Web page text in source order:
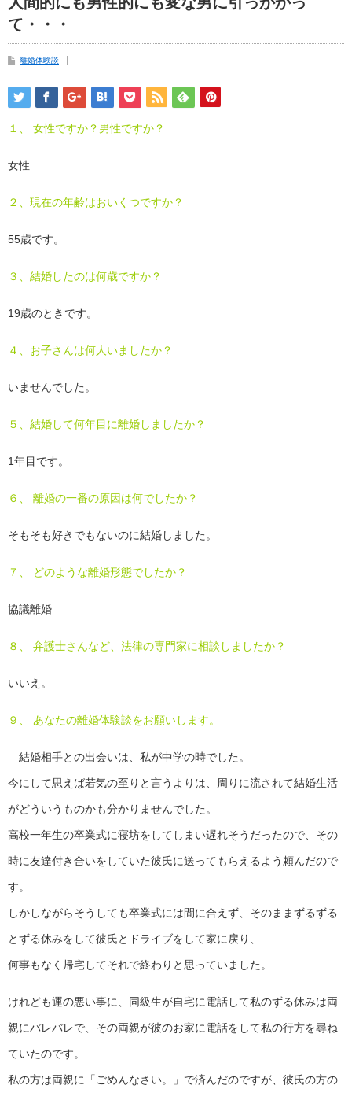
て・・・
離婚体験談
１、 女性ですか？男性ですか？
女性
２、現在の年齢はおいくつですか？
55歳です。
３、結婚したのは何歳ですか？
19歳のときです。
４、お子さんは何人いましたか？
いませんでした。
５、結婚して何年目に離婚しましたか？
1年目です。
６、 離婚の一番の原因は何でしたか？
そもそも好きでもないのに結婚しました。
７、 どのような離婚形態でしたか？
協議離婚
８、 弁護士さんなど、法律の専門家に相談しましたか？
いいえ。
９、 あなたの離婚体験談をお願いします。
結婚相手との出会いは、私が中学の時でした。
今にして思えば若気の至りと言うよりは、周りに流されて結婚生活
がどういうものかも分かりませんでした。
高校一年生の卒業式に寝坊をしてしまい遅れそうだったので、その
時に友達付き合いをしていた彼氏に送ってもらえるよう頼んだので
す。
しかしながらそうしても卒業式には間に合えず、そのままずるずる
とずる休みをして彼氏とドライブをして家に戻り、
何事もなく帰宅してそれで終わりと思っていました。
けれども運の悪い事に、同級生が自宅に電話して私のずる休みは両
親にバレバレで、その両親が彼のお家に電話をして私の行方を尋ね
ていたのです。
私の方は両親に「ごめんなさい。」で済んだのですが、彼氏の方の